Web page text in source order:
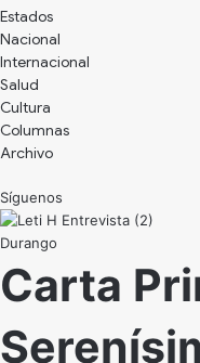
Estados
Nacional
Internacional
Salud
Cultura
Archivo
Síguenos
Durango
Carta